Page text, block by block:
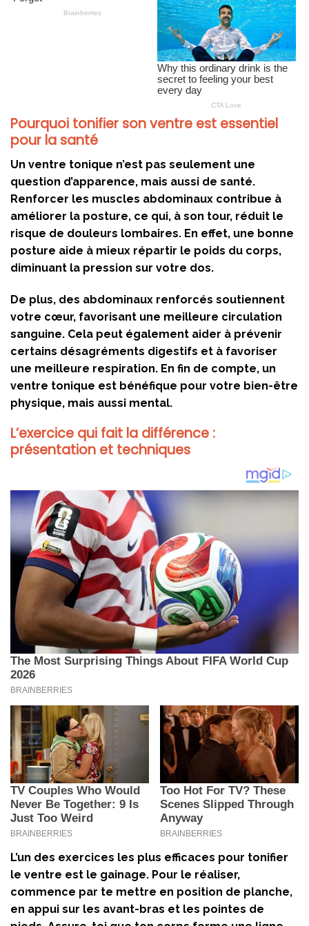
Pourquoi tonifier son ventre est essentiel
pour la santé
Un ventre tonique n’est pas seulement une
question d’apparence, mais aussi de santé.
Renforcer les muscles abdominaux contribue à
améliorer la posture, ce qui, à son tour, réduit le
risque de douleurs lombaires. En effet, une bonne
posture aide à mieux répartir le poids du corps,
diminuant la pression sur votre dos.
De plus, des abdominaux renforcés soutiennent
votre cœur, favorisant une meilleure circulation
sanguine. Cela peut également aider à prévenir
certains désagréments digestifs et à favoriser
une meilleure respiration. En fin de compte, un
ventre tonique est bénéfique pour votre bien-être
physique, mais aussi mental.
L’exercice qui fait la différence :
présentation et techniques
L’un des exercices les plus efficaces pour tonifier
le ventre est le gainage. Pour le réaliser,
commence par te mettre en position de planche,
en appui sur les avant-bras et les pointes de